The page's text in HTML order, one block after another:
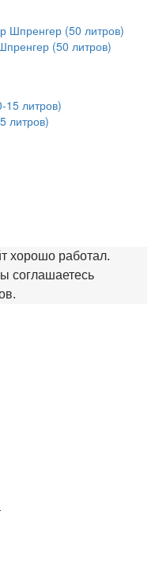
(50 литров)
литров)
хорошо работал.
соглашаетесь